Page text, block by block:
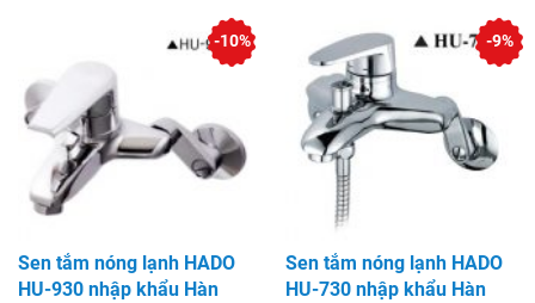
Sen tắm nóng lạnh HADO
HU-930 nhập khẩu Hàn
-10%
Sen tắm nóng lạnh HADO
HU-730 nhập khẩu Hàn
-9%